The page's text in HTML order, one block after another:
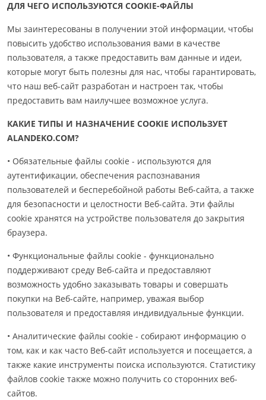
ДЛЯ ЧЕГО ИСПОЛЬЗУЮТСЯ COOKIE-ФАЙЛЫ
Мы заинтересованы в получении этой информации, чтобы
повысить удобство использования вами в качестве
пользователя, а также предоставить вам данные и идеи,
которые могут быть полезны для нас, чтобы гарантировать,
что наш веб-сайт разработан и настроен так, чтобы
предоставить вам наилучшее возможное услуга.
КАКИЕ ТИПЫ И НАЗНАЧЕНИЕ COOKIE ИСПОЛЬЗУЕТ
ALANDEKO.COM?
• Обязательные файлы cookie - используются для
аутентификации, обеспечения распознавания
пользователей и бесперебойной работы Веб-сайта, а также
для безопасности и целостности Веб-сайта. Эти файлы
cookie хранятся на устройстве пользователя до закрытия
браузера.
• Функциональные файлы cookie - функционально
поддерживают среду Веб-сайта и предоставляют
возможность удобно заказывать товары и совершать
покупки на Веб-сайте, например, уважая выбор
пользователя и предоставляя индивидуальные функции.
• Аналитические файлы cookie - собирают информацию о
том, как и как часто Веб-сайт используется и посещается, а
также какие инструменты поиска используются. Статистику
файлов cookie также можно получить со сторонних веб-
сайтов.